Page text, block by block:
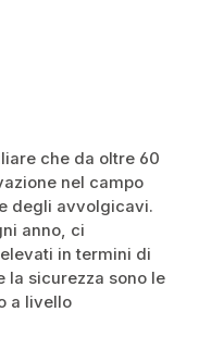
che da oltre 60
nel campo
degli avvolgicavi.
anno, ci
in termini di
la sicurezza sono le
a livello